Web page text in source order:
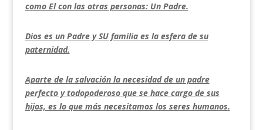
como El con las otras personas: Un Padre.
Dios es un Padre y SU familia es la esfera de su
paternidad.
Aparte de la salvación la necesidad de un padre
perfecto y todopoderoso que se hace cargo de sus
hijos, es lo que más necesitamos los seres humanos.